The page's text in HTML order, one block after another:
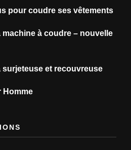
pour coudre ses vêtements
machine à coudre – nouvelle
surjeteuse et recouvreuse
Homme